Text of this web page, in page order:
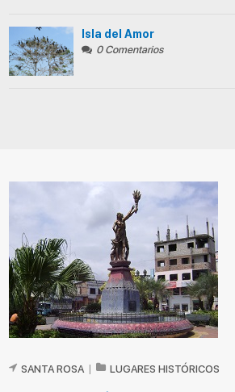
Isla del Amor
0 Comentarios
SANTA ROSA LUGARES HISTÓRICOS